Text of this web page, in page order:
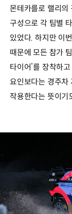
몬테카를로 랠리의
구성으로 각 팀별
있었다. 하지만 이
때문에 모든 참가
타이어’를 장착하
요인보다는 경주차
작용한다는 뜻이기